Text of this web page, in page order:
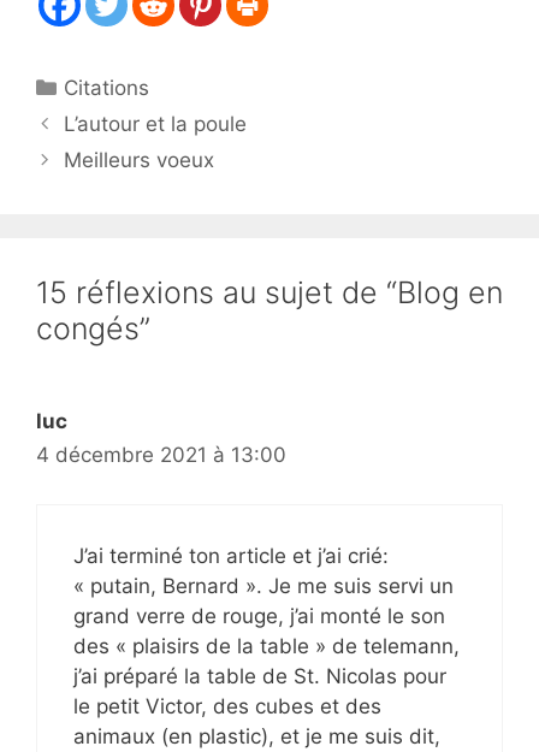
Catégories
Citations
L’autour et la poule
Meilleurs voeux
15 réflexions au sujet de “Blog en
congés”
luc
4 décembre 2021 à 13:00
J’ai terminé ton article et j’ai crié:
« putain, Bernard ». Je me suis servi un
grand verre de rouge, j’ai monté le son
des « plaisirs de la table » de telemann,
j’ai préparé la table de St. Nicolas pour
le petit Victor, des cubes et des
animaux (en plastic), et je me suis dit,